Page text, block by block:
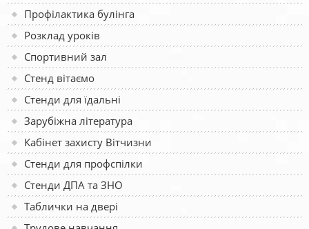
Профілактика булінга
Розклад уроків
Спортивний зал
Стенд вітаємо
Стенди для їдальні
Зарубіжна література
Кабінет захисту Вітчизни
Стенди для профспілки
Стенди ДПА та ЗНО
Таблички на двері